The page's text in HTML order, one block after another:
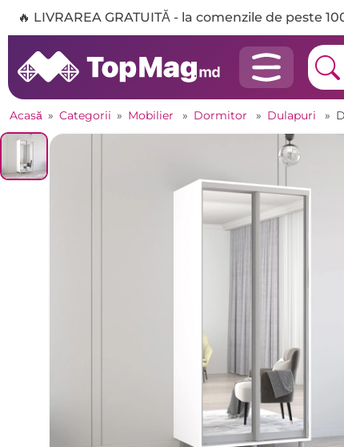
🔥 LIVRAREA GRATUITĂ - la comenzile de peste
Acasă » Categorii » Mobilier » Dormitor » Dulapuri »